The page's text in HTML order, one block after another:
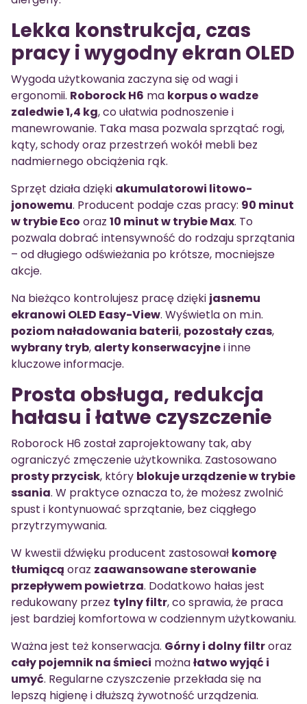
Lekka konstrukcja, czas
pracy i wygodny ekran OLED
Wygoda użytkowania zaczyna się od wagi i
ergonomii. Roborock H6 ma korpus o wadze
zaledwie 1,4 kg, co ułatwia podnoszenie i
manewrowanie. Taka masa pozwala sprzątać rogi,
kąty, schody oraz przestrzeń wokół mebli bez
nadmiernego obciążenia rąk.
Sprzęt działa dzięki akumulatorowi litowo-
jonowemu. Producent podaje czas pracy: 90 minut
w trybie Eco oraz 10 minut w trybie Max. To
pozwala dobrać intensywność do rodzaju sprzątania
– od długiego odświeżania po krótsze, mocniejsze
akcje.
Na bieżąco kontrolujesz pracę dzięki jasnemu
ekranowi OLED Easy-View. Wyświetla on m.in.
poziom naładowania baterii, pozostały czas,
wybrany tryb, alerty konserwacyjnei inne
kluczowe informacje.
Prosta obsługa, redukcja
hałasu i łatwe czyszczenie
Roborock H6 został zaprojektowany tak, aby
ograniczyć zmęczenie użytkownika. Zastosowano
prosty przycisk, który blokuje urządzenie w trybie
ssania. W praktyce oznacza to, że możesz zwolnić
spust i kontynuować sprzątanie, bez ciągłego
przytrzymywania.
W kwestii dźwięku producent zastosował komorę
tłumiącą oraz zaawansowane sterowanie
przepływem powietrza. Dodatkowo hałas jest
redukowany przez tylny filtr, co sprawia, że praca
jest bardziej komfortowa w codziennym użytkowaniu.
Ważna jest też konserwacja. Górny i dolny filtroraz
cały pojemnik na śmieci możnałatwo wyjąć i
umyć. Regularne czyszczenie przekłada się na
lepszą higienę i dłuższą żywotność urządzenia.